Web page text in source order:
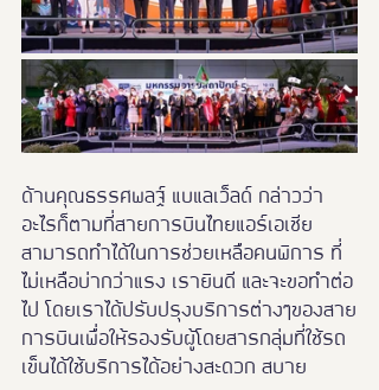
ด้านคุณธรรศพลฐ์ แบแลเว็ลด์ กล่าวว่า
อะไรก็ตามที่สายการบินไทยแอร์เอเชีย
สามารถทำได้ในการช่วยเหลือคนพิการ ที่
ไม่เหลือบ่ากว่าแรง เรายินดี และจะขอทำต่อ
ไป โดยเราได้ปรับปรุงบริการต่างๆของสาย
การบินเพื่อให้รองรับผู้โดยสารกลุ่มที่ใช้รถ
เข็นได้ใช้บริการได้อย่างสะดวก สบาย